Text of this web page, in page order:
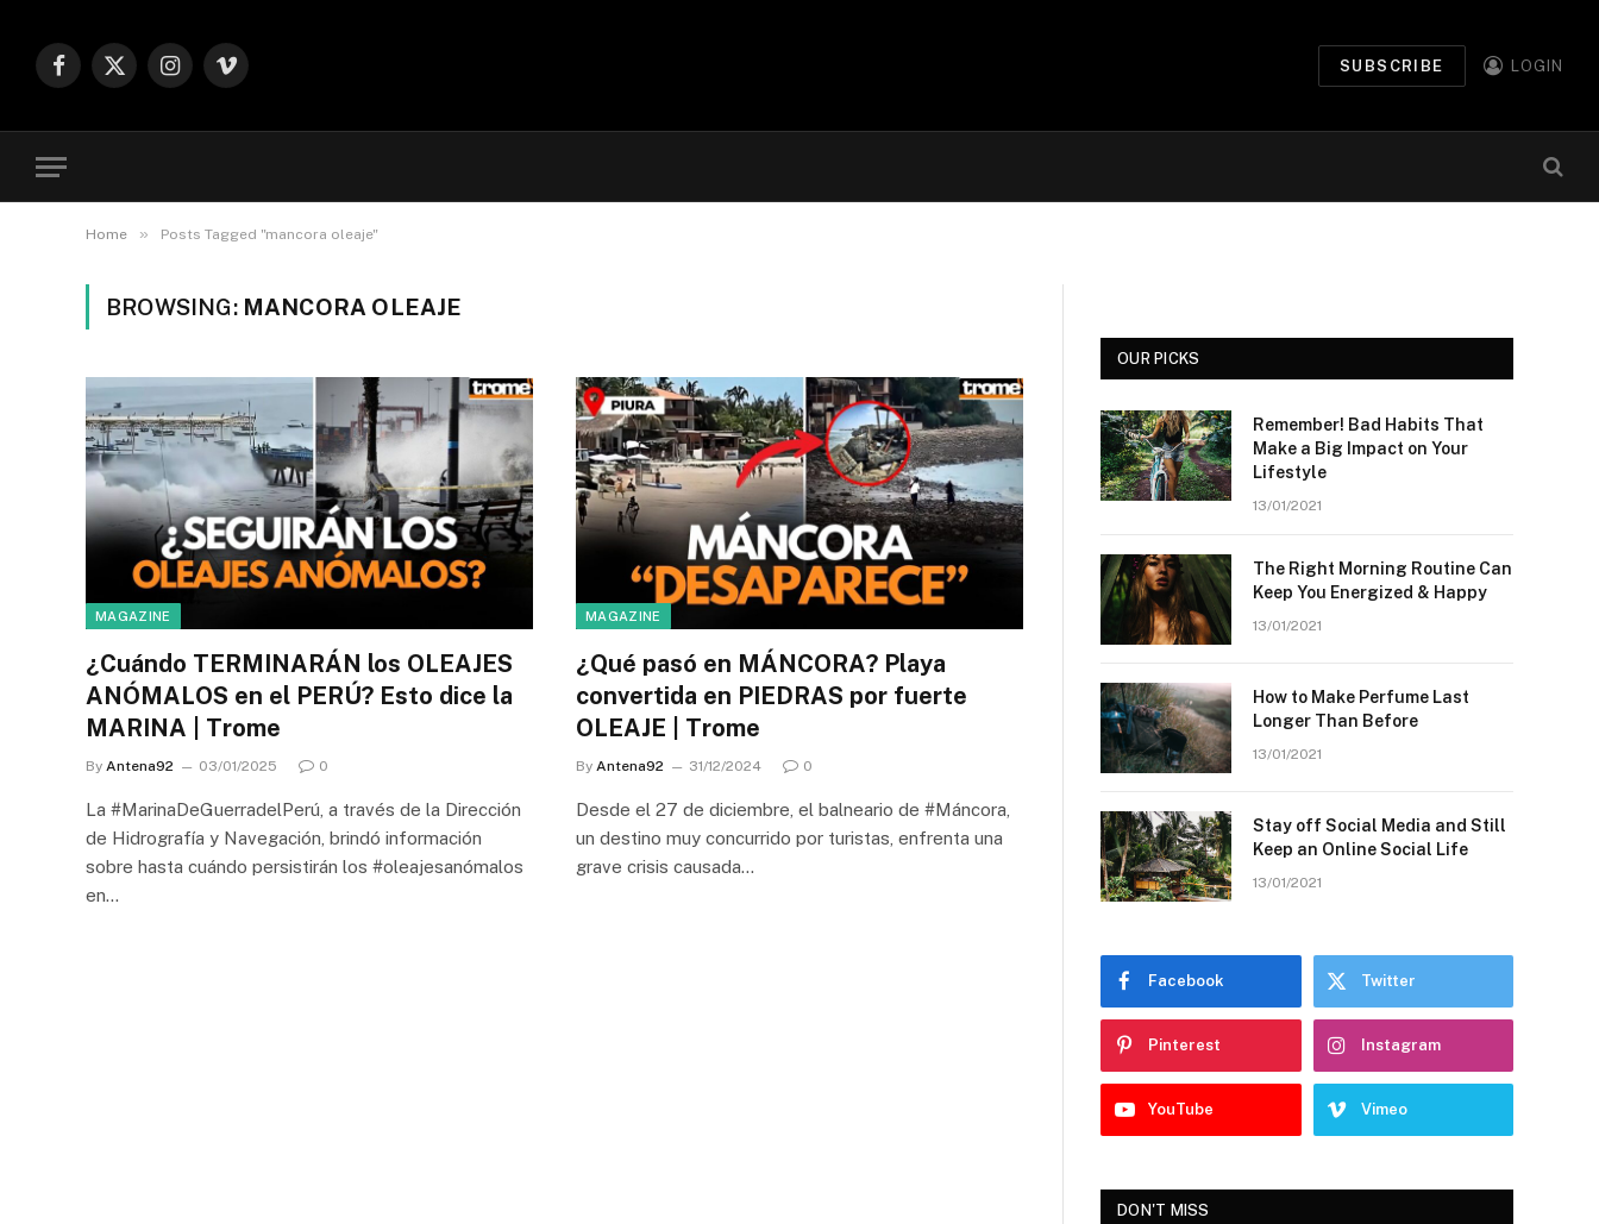
Facebook
X
Instagram
Vimeo
SUBSCRIBE LOGIN
Home » Posts Tagged "mancora oleaje"
BROWSING: MANCORA OLEAJE
MAGAZINE
¿Cuándo TERMINARÁN los OLEAJES
ANÓMALOS en el PERÚ? Esto dice la
MARINA | Trome
By Antena92 03/01/2025 0
La #MarinaDeGuerradelPerú, a través de la Dirección
de Hidrografía y Navegación, brindó información
sobre hasta cuándo persistirán los #oleajesanómalos
en…
MAGAZINE
¿Qué pasó en MÁNCORA? Playa
convertida en PIEDRAS por fuerte
OLEAJE | Trome
By Antena92 31/12/2024 0
Desde el 27 de diciembre, el balneario de #Máncora,
un destino muy concurrido por turistas, enfrenta una
grave crisis causada…
OUR PICKS
Remember! Bad Habits That
Make a Big Impact on Your
Lifestyle
13/01/2021
The Right Morning Routine Can
Keep You Energized & Happy
13/01/2021
How to Make Perfume Last
Longer Than Before
13/01/2021
Stay off Social Media and Still
Keep an Online Social Life
13/01/2021
Facebook Twitter
Pinterest Instagram
YouTube Vimeo
DON'T MISS